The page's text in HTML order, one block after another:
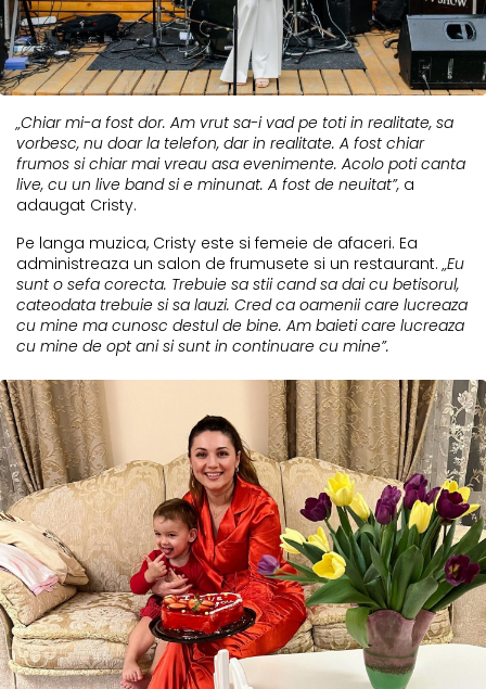
„Chiar mi-a fost dor. Am vrut sa-i vad pe toti in realitate, sa
vorbesc, nu doar la telefon, dar in realitate. A fost chiar
frumos si chiar mai vreau asa evenimente. Acolo poti canta
live, cu un live band si e minunat. A fost de neuitat”, a
adaugat Cristy.
Pe langa muzica, Cristy este si femeie de afaceri. Ea
administreaza un salon de frumusete si un restaurant. „Eu
sunt o sefa corecta. Trebuie sa stii cand sa dai cu betisorul,
cateodata trebuie si sa lauzi. Cred ca oamenii care lucreaza
cu mine ma cunosc destul de bine. Am baieti care lucreaza
cu mine de opt ani si sunt in continuare cu mine”.